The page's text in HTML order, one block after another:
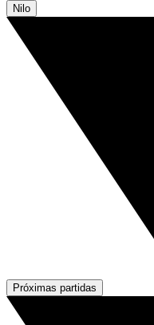
Nilo
Próximas partidas